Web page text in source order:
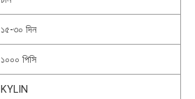
১৫-৩০ দিন
১০০০ পিসি
KYLIN